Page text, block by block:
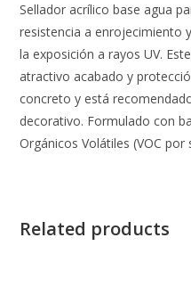
Sellador acrílico base agua
resistencia a enrojecimiento
la exposición a rayos UV.
atractivo acabado y
concreto y está
decorativo. Formulado con
Orgánicos Volátiles (VOC por
Related products